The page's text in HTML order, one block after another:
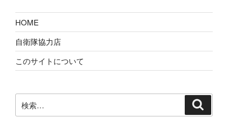
HOME
自衛隊協力店
このサイトについて
索